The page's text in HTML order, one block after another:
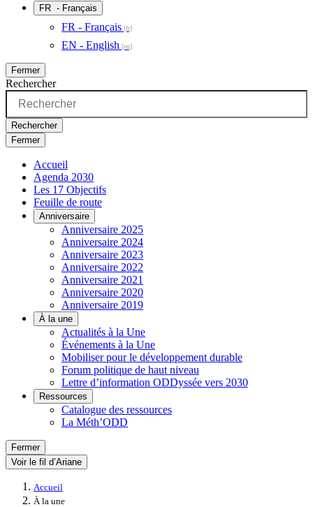
FR - Français
FR - Français
EN - English
Fermer
Rechercher
Rechercher
Fermer
Accueil
Agenda 2030
Les 17 Objectifs
Feuille de route
Anniversaire
Anniversaire 2025
Anniversaire 2024
Anniversaire 2023
Anniversaire 2022
Anniversaire 2021
Anniversaire 2020
Anniversaire 2019
À la une
Actualités à la Une
Événements à la Une
Mobiliser pour le développement durable
Forum politique de haut niveau
Lettre d’information ODDyssée vers 2030
Ressources
Catalogue des ressources
La Méth’ODD
Fermer
Voir le fil d’Ariane
Accueil
À la une